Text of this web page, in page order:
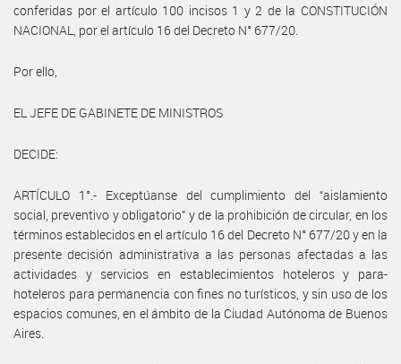
conferidas por el artículo 100 incisos 1 y 2 de la CONSTITUCIÓN
NACIONAL, por el artículo 16 del Decreto N° 677/20.
Por ello,
EL JEFE DE GABINETE DE MINISTROS
DECIDE:
ARTÍCULO 1°.- Exceptúanse del cumplimiento del “aislamiento
social, preventivo y obligatorio” y de la prohibición de circular, en los
términos establecidos en el artículo 16 del Decreto N° 677/20 y en la
presente decisión administrativa a las personas afectadas a las
actividades y servicios en establecimientos hoteleros y para-
hoteleros para permanencia con fines no turísticos, y sin uso de los
espacios comunes, en el ámbito de la Ciudad Autónoma de Buenos
Aires.